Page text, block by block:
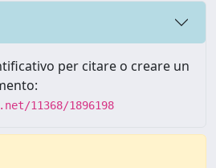
per citare o creare un
11368/1896198